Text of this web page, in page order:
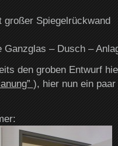
Spiegelrückwand
– Dusch –
den groben Entwurf
), hier nun ein